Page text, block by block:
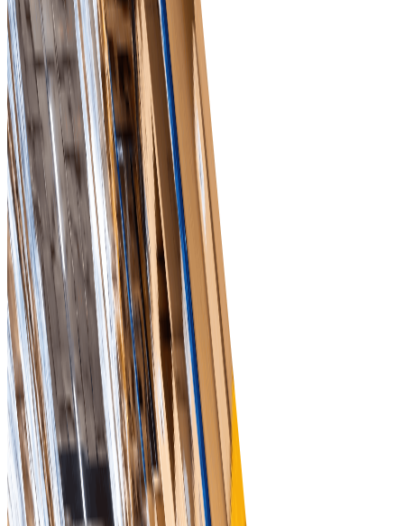
Giao diện thân thiện
Đơn giản hóa tác vụ mua sắm phức tạp bằng nền tảng
trực quan dành cho chuyên gia bán lẻ.
Phân tích thời gian thực
Nhận insight về mẫu mua hàng và mức tồn kho với công
cụ phân tích mạnh, hỗ trợ ra quyết định sáng suốt.
Quản lý nhà cung cấp
Dễ dàng quản lý và đánh giá nhà cung cấp để đảm bảo
chất lượng và độ tin cậy trong chuỗi cung ứng.